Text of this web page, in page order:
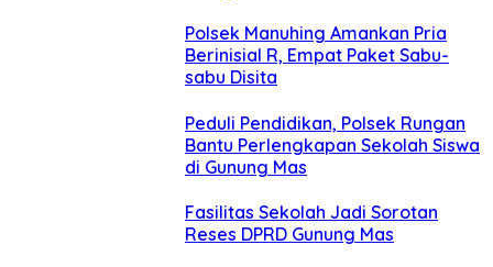
Polsek Manuhing Amankan Pria
Berinisial R, Empat Paket Sabu-
sabu Disita
Peduli Pendidikan, Polsek Rungan
Bantu Perlengkapan Sekolah Siswa
di Gunung Mas
Fasilitas Sekolah Jadi Sorotan
Reses DPRD Gunung Mas